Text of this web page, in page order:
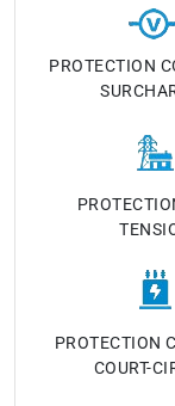
PROTECTION
PROTECTION
COURT-